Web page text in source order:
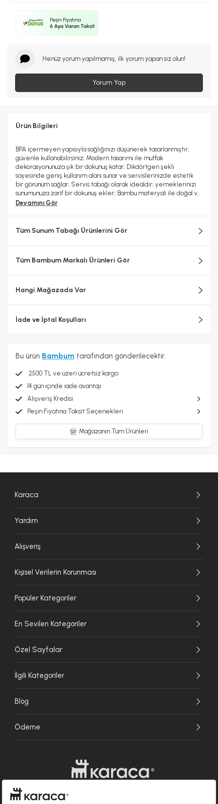
%5
Henüz yorum yapılmamış, ilk yorum yapan siz olun!
Yorum Yap
Ürün Bilgileri
BPA içermeyen yapısıyla sağlığınızı düşünerek tasarlanmıştır,
güvenle kullanabilirsiniz; Modern tasarımı ile mutfak
dekorasyonunuza şık bir dokunuş katar; Dikdörtgen şekli
sayesinde geniş kullanım alanı sunar ve servislerinizde estetik
bir görünüm sağlar; Servis tabağı olarak idealdir; yemeklerinizi
sunumunuza zarif bir dokunuş ekler; Bambu materyali ile doğal ve
dayanıklı bir kullanım sunar, uzun ömürlüdür;
Devamını Gör
Tüm Sunum Tabağı Ürünlerini Gör
Tüm Bambum Markalı Ürünleri Gör
Hangi Mağazada Var
İade ve İptal Koşulları
Bu ürün Bambum tarafından gönderilecektir.
2500 TL ve üzeri ücretsiz kargo
14 gün içinde iade avantajı
Alışveriş Kredisi
Peşin Fiyatına Taksit Seçenekleri
Mağazanın Tüm Ürünleri
Karaca
Yardım
Alışveriş
Kişisel Verilerin Korunması
Popüler Kategoriler
En Sevilen Kategoriler
Özel Sayfalar
İlgili Kategoriler
Blog
Ödeme